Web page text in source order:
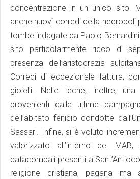
concentrazione in un unico sito.
anche nuovi corredi della necropoli
tombe indagate da Paolo Bernardini
sito particolarmente ricco di
presenza dell’aristocrazia
Corredi di eccezionale fattura,
gioielli. Nelle teche, inoltre,
provenienti dalle ultime
dell’abitato fenicio condotte
Sassari. Infine, si è voluto
valorizzato all’interno del
catacombali presenti a
religione cristiana, pagana ma